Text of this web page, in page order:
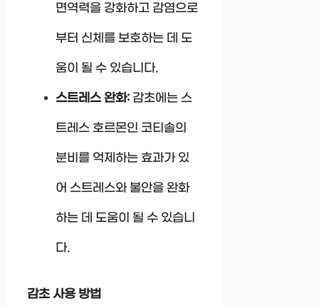
면역력을 강화하고 감염으로
부터 신체를 보호하는 데 도
움이 될 수 있습니다.
스트레스 완화: 감초에는 스
트레스 호르몬인 코티솔의
분비를 억제하는 효과가 있
어 스트레스와 불안을 완화
하는 데 도움이 될 수 있습니
다.
감초 사용 방법